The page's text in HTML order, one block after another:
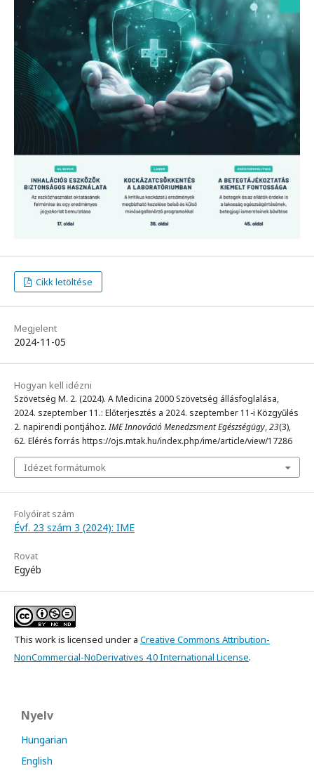
Cikk letöltése
Megjelent
2024-11-05
Hogyan kell idézni
Szövetség M. 2. (2024). A Medicina 2000 Szövetség állásfoglalása,
2024. szeptember 11.: Előterjesztés a 2024. szeptember 11-i Közgyűlés
2. napirendi pontjához.IME Innováció Menedzsment Egészségügy,23(3),
62. Elérés forrás https://ojs.mtak.hu/index.php/ime/article/view/17286
Idézet formátumok
Folyóirat szám
Évf. 23 szám 3 (2024): IME
Rovat
Egyéb
This work is licensed under a Creative Commons Attribution-
NonCommercial-NoDerivatives 4.0 International License.
Nyelv
Hungarian
English